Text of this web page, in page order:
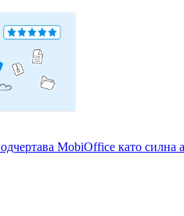
MobiOffice като силна